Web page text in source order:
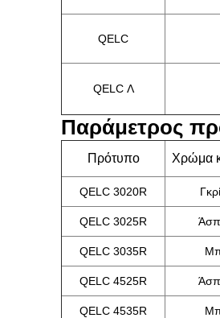
QELC
QELC Λ
Παράμετρος
Πρότυπο Χρώμα
QELC 3020R
QELC 3025R
QELC 3035R
QELC 4525R
QELC 4535R